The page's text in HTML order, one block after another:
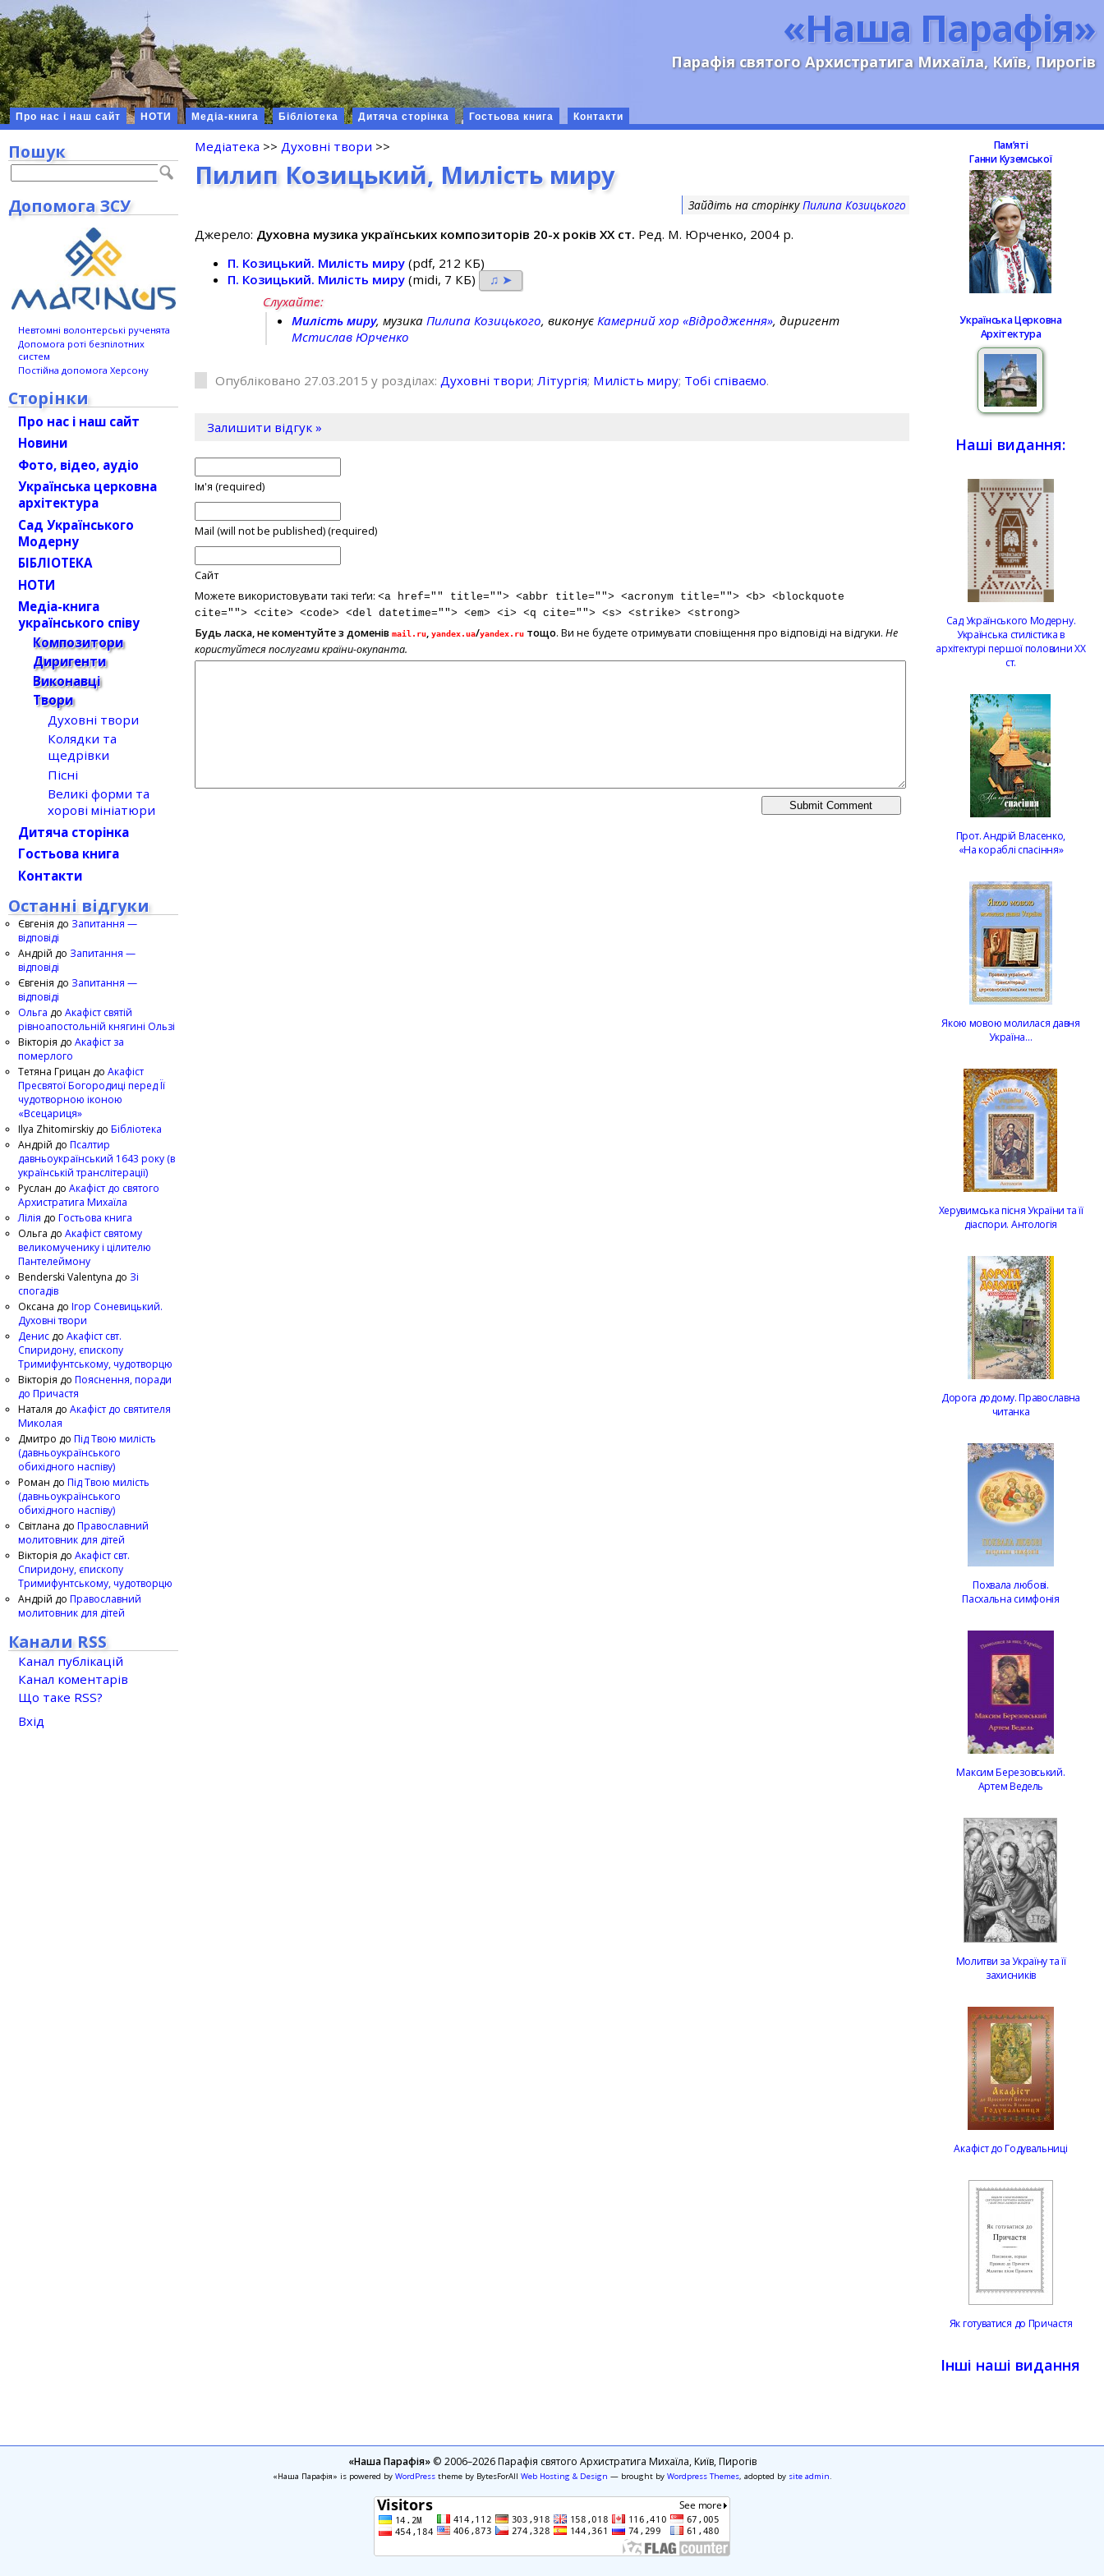
«Наша Парафія»
Парафія святого Архистратига Михаїла, Київ, Пирогів
Про нас і наш сайт НОТИ Медіа-книга Бібліотека Дитяча сторінка Гостьова книга Контакти
Медіатека >>Духовні твори >>
Пилип Козицький, Милість миру
Зайдіть на сторінкуПилипа Козицького
Джерело: Духовна музика українських композиторів 20-х років ХХ ст. Ред. М. Юрченко, 2004 р.
П. Козицький. Милість миру (pdf, 212 КБ)
П. Козицький. Милість миру (midi, 7 КБ)
♫ ➤
Слухайте:
Милість миру, музика Пилипа Козицького, виконує Камерний хор «Відродження», диригент
Мстислав Юрченко
Опубліковано 27.03.2015 у розділах:Духовні твори;Літургія; Милість миру; Тобі співаємо.
Залишити відгук »
Ім'я (required)
Mail (will not be published) (required)
Сайт
Можете використовувати такі теґи:<a href="" title=""> <abbr title=""> <acronym title=""> <b> <blockquote
cite=""> <cite> <code> <del datetime=""> <em> <i> <q cite=""> <s> <strike> <strong>
Будь ласка, не коментуйте з доменівmail.ru,yandex.ua/yandex.ru тощо. Ви не будете отримувати сповіщення про відповіді на відгуки.Не
користуйтеся послугами країни-окупанта.
Пошук
Допомога ЗСУ
Невтомні волонтерські рученята
Допомога роті безпілотних
систем
Постійна допомога Херсону
Сторінки
Про нас і наш сайт
Новини
Фото, відео, аудіо
Українська церковна
архітектура
Сад Українського
Модерну
БІБЛІОТЕКА
НОТИ
Медіа-книга
українського співу
Композитори
Диригенти
Виконавці
Твори
Духовні твори
Колядки та
щедрівки
Пісні
Великі форми та
хорові мініатюри
Дитяча сторінка
Гостьова книга
Контакти
Останні відгуки
Євгенія до Запитання —
відповіді
Андрій до Запитання —
відповіді
Євгенія до Запитання —
відповіді
Ольга до Акафіст святій
рівноапостольній княгині Ользі
Вікторія до Акафіст за
померлого
Тетяна Грицан до Акафіст
Пресвятої Богородиці перед Її
чудотворною іконою
«Всецариця»
Ilya Zhitomirskiy до Бібліотека
Андрій до Псалтир
давньоукраїнський 1643 року (в
українській транслітерації)
Руслан до Акафіст до святого
Архистратига Михаїла
Лілія до Гостьова книга
Ольга до Акафіст святому
великомученику і цілителю
Пантелеймону
Benderski Valentyna до Зі
спогадів
Оксана до Ігор Соневицький.
Духовні твори
Денис до Акафіст свт.
Спиридону, єпископу
Тримифунтському, чудотворцю
Вікторія до Пояснення, поради
до Причастя
Наталя до Акафіст до святителя
Миколая
Дмитро до Під Твою милість
(давньоукраїнського
обихідного наспіву)
Роман до Під Твою милість
(давньоукраїнського
обихідного наспіву)
Світлана до Православний
молитовник для дітей
Вікторія до Акафіст свт.
Спиридону, єпископу
Тримифунтському, чудотворцю
Андрій до Православний
молитовник для дітей
Канали RSS
Канал публікацій
Канал коментарів
Що таке RSS?
Вхід
Памʼяті
Ганни Куземської
Українська Церковна
Архітектура
Наші видання:
Сад Українського Модерну.
Українська стилістика в
архітектурі першої половини ХХ
ст.
Прот. Андрій Власенко,
«На кораблі спасіння»
Якою мовою молилася давня
Україна…
Херувимська пісня України та її
діаспори. Антологія
Дорога додому. Православна
читанка
Похвала любові.
Пасхальна симфонія
Максим Березовський.
Артем Ведель
Молитви за Україну та її
захисників
Акафіст до Годувальниці
Як готуватися до Причастя
Інші наші видання
«Наша Парафія»© 2006–2026 Парафія святого Архистратига Михаїла, Київ, Пирогів
«Наша Парафія» is powered by WordPresstheme by BytesForAll Web Hosting & Design — brought by Wordpress Themes, adopted by site admin.